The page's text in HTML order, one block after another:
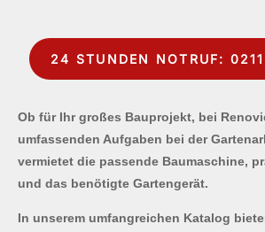
24 STUNDEN NOTRUF:
Ob für Ihr großes Bauprojekt, bei
umfassenden Aufgaben bei der
vermietet die passende Baumaschine,
und das benötigte Gartengerät.
In unserem umfangreichen Katalog